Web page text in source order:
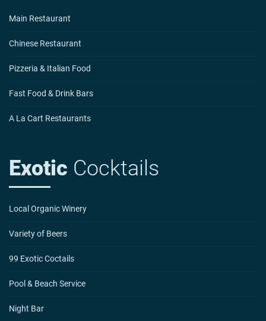
Main Restaurant
Chinese Restaurant
Pizzeria & Italian Food
Fast Food & Drink Bars
A La Cart Restaurants
Exotic Cocktails
Local Organic Winery
Variety of Beers
99 Exotic Coctails
Pool & Beach Service
Night Bar